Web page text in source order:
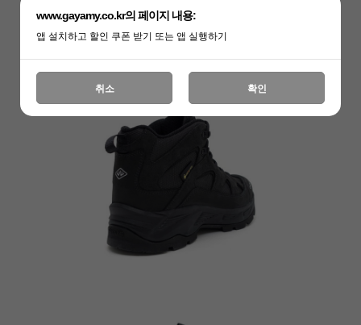
www.gayamy.co.kr의 페이지 내용:
앱 설치하고 할인 쿠폰 받기 또는 앱 실행하기
취소 확인